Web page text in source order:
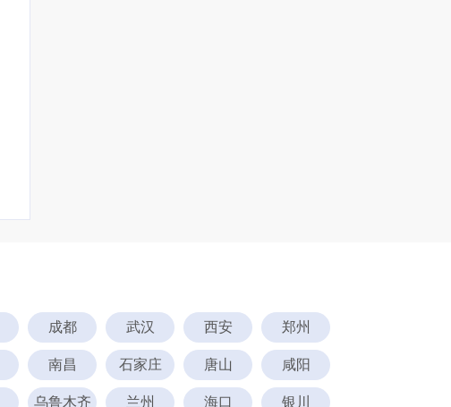
成都 武汉 西安 郑州
南昌 石家庄 唐山 咸阳
乌鲁木齐 兰州 海口 银川